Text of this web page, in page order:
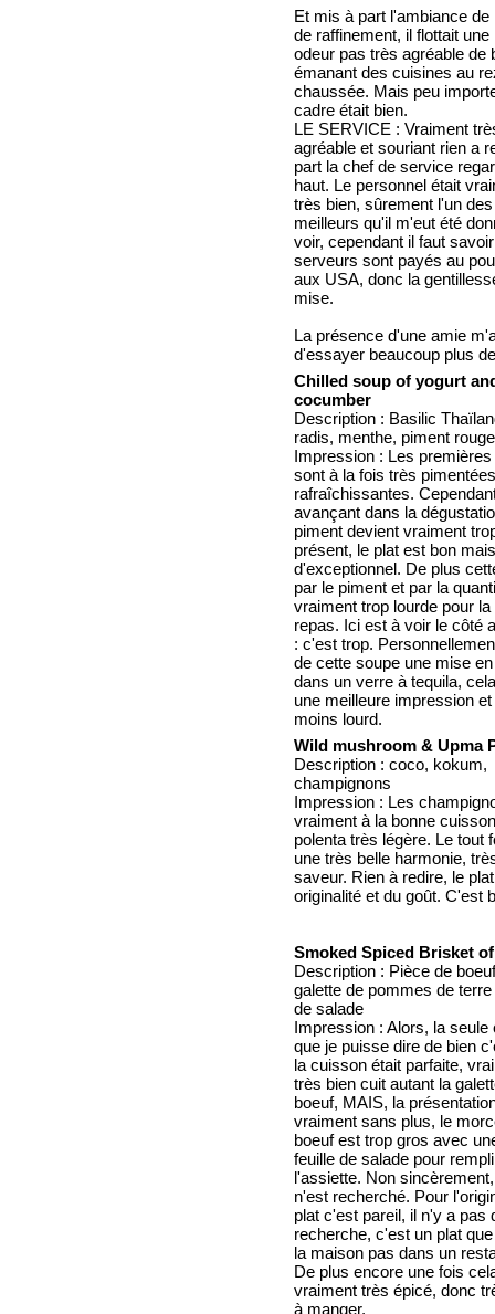
Et mis à part l'ambiance de
de raffinement, il flottait une
odeur pas très agréable de
émanant des cuisines au
chaussée. Mais peu
cadre était bien.
LE SERVICE : Vraiment
agréable et souriant rien a
part la chef de service
haut. Le personnel était
très bien, sûrement l'un des
meilleurs qu'il m'eut été
voir, cependant il faut
serveurs sont payés au
aux USA, donc la
mise.
La présence d'une amie
d'essayer beaucoup plus
Chilled soup of yogurt
cocumber
Description : Basilic
radis, menthe, piment
Impression : Les
sont à la fois très
rafraîchissantes.
avançant dans la
piment devient vraiment
présent, le plat est bon
d'exceptionnel. De plus
par le piment et par la
vraiment trop lourde pour la
repas. Ici est à voir le côté
: c'est trop.
de cette soupe une mise
dans un verre à tequila,
une meilleure impression
moins lourd.
Wild mushroom & Upma
Description : coco, kokum,
champignons
Impression : Les
vraiment à la bonne
polenta très légère. Le tout
une très belle harmonie,
saveur. Rien à redire, le
originalité et du goût. C'est
Smoked Spiced Brisket
Description : Pièce de
galette de pommes de terre
de salade
Impression : Alors, la seule
que je puisse dire de bien
la cuisson était parfaite,
très bien cuit autant la
boeuf, MAIS, la
vraiment sans plus, le
boeuf est trop gros avec
feuille de salade pour
l'assiette. Non
n'est recherché. Pour
plat c'est pareil, il n'y a pas
recherche, c'est un plat
la maison pas dans un
De plus encore une fois
vraiment très épicé, donc
à manger.